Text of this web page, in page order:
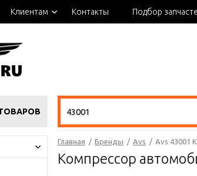
Клиентам Контакты Подбор
Главная / Бренды / Avs / Avs 43001
Компрессор